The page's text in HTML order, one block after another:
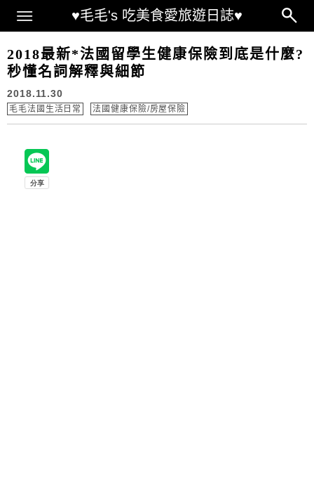
♥毛毛's 吃美食愛旅遊日誌♥
Main Menu
2018最新*法國留學生健康保險到底是什麼?
秒懂名詞解釋與細節
2018.11.30
毛毛法國生活日常 法國健康保險/房屋保險